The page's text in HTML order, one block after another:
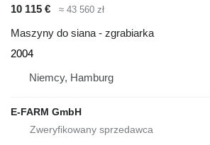
10 115 €
≈ 43 560 zł
Maszyny do siana - zgrabiarka
2004
Niemcy, Hamburg
E-FARM GmbH